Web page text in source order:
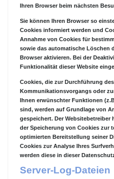
Ihren Browser beim nächsten
Sie können Ihren Browser so
Cookies informiert werden und
Annahme von Cookies für
sowie das automatische Löschen
Browser aktivieren. Bei der
Funktionalität dieser Website
Cookies, die zur Durchführung
Kommunikationsvorgangs oder
Ihnen erwünschter Funktionen
sind, werden auf Grundlage von
gespeichert. Der Websitebetreiber
der Speicherung von Cookies zur
optimierten Bereitstellung seiner
Cookies zur Analyse Ihres
werden diese in dieser
Server-Log-Dateien